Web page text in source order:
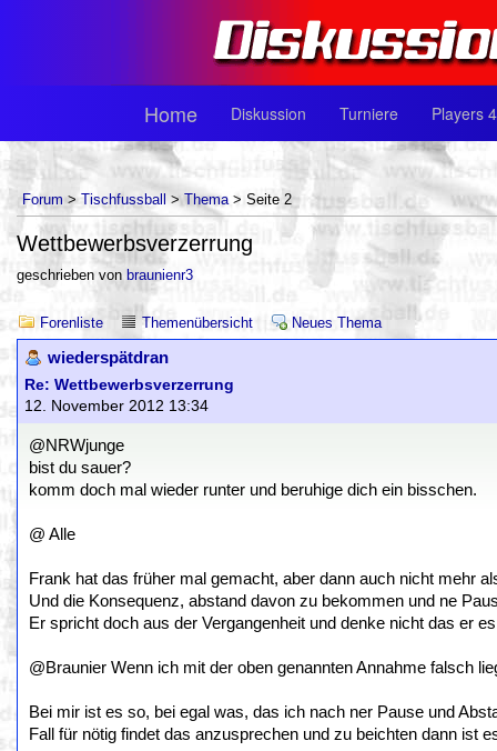
Home Diskussion Turniere Players
Forum > Tischfussball > Thema> Seite 2
Wettbewerbsverzerrung
geschrieben von braunienr3
Forenliste Themenübersicht Neues Thema
wiederspätdran
Re: Wettbewerbsverzerrung
12. November 2012 13:34
@NRWjunge
bist du sauer?
komm doch mal wieder runter und beruhige dich ein bisschen.
@ Alle
Frank hat das früher mal gemacht, aber dann auch nicht mehr
Und die Konsequenz, abstand davon zu bekommen und ne
Er spricht doch aus der Vergangenheit und denke nicht das er
@Braunier Wenn ich mit der oben genannten Annahme falsch
Bei mir ist es so, bei egal was, das ich nach ner Pause und
Fall für nötig findet das anzusprechen und zu beichten dann ist